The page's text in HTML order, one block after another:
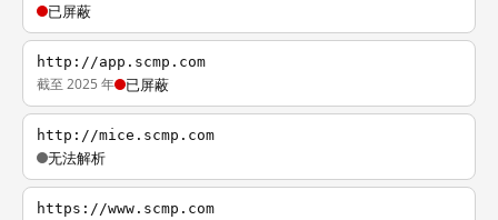
已屏蔽
http://app.scmp.com
截至 2025 年 已屏蔽
http://mice.scmp.com
无法解析
https://www.scmp.com